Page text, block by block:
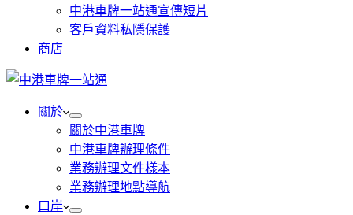
中港車牌一站通宣傳短片
客戶資料私隱保護
商店
關於
關於中港車牌
中港車牌辦理條件
業務辦理文件樣本
業務辦理地點導航
口岸